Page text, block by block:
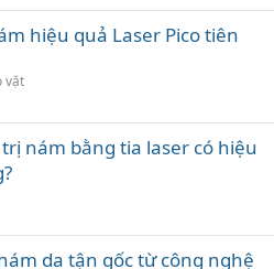
hiệu quả Laser Pico tiên
vặt
nám bằng tia laser có hiệu
da tận gốc từ công nghệ